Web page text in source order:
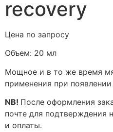
recovery
Цена по запросу
Объем: 20 мл
Мощное и в то же время
применения при
NB! После оформления
почте для подтверждения
и оплаты.